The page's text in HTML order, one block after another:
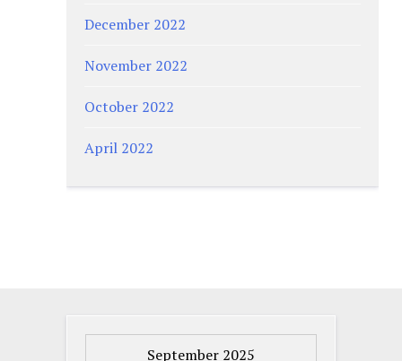
December 2022
November 2022
October 2022
April 2022
September 2025